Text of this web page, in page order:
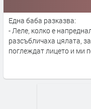
Една баба разказва:
- Леле, колко е
разсъбличаха цялата,
поглеждат лицето и ми